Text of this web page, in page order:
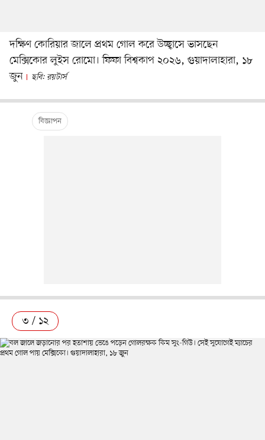
দক্ষিণ কোরিয়ার জালে প্রথম গোল করে উচ্ছ্বাসে ভাসছেন
মেক্সিকোর লুইস রোমো। ফিফা বিশ্বকাপ ২০২৬, গুয়াদালাহারা, ১৮
জুন
ছবি: রয়টার্স
৩ / ১২